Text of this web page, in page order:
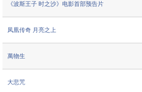
《波斯王子 时之沙》电影首部预告片
凤凰传奇 月亮之上
萬物生
大悲咒